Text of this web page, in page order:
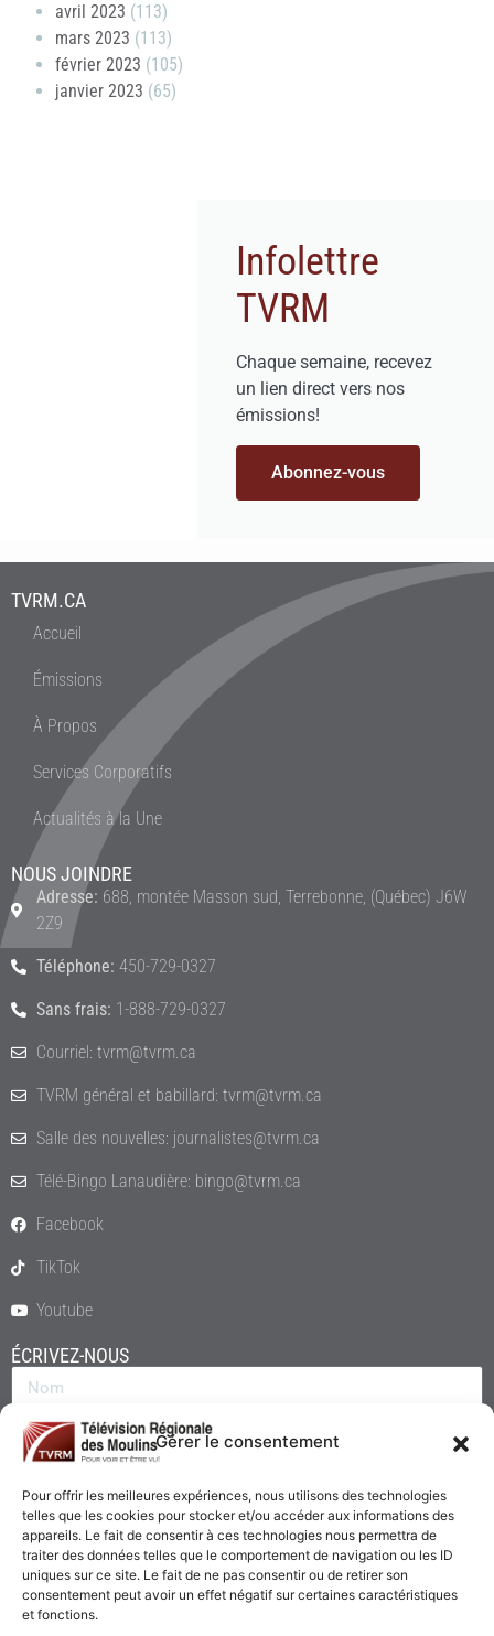
Gérer le consentement
Pour offrir les meilleures expériences, nous utilisons des technologies
telles que les cookies pour stocker et/ou accéder aux informations des
appareils. Le fait de consentir à ces technologies nous permettra de
traiter des données telles que le comportement de navigation ou les ID
uniques sur ce site. Le fait de ne pas consentir ou de retirer son
consentement peut avoir un effet négatif sur certaines caractéristiques
et fonctions.
avril 2023 (113)
mars 2023 (113)
février 2023 (105)
janvier 2023 (65)
Infolettre
TVRM
Chaque semaine, recevez
un lien direct vers nos
émissions!
Abonnez-vous
TVRM.CA
Accueil
Émissions
À Propos
Services Corporatifs
Actualités à la Une
NOUS JOINDRE
Adresse: 688, montée Masson sud, Terrebonne, (Québec) J6W
2Z9
Téléphone: 450-729-0327
Sans frais: 1-888-729-0327
Courriel: tvrm@tvrm.ca
TVRM général et babillard: tvrm@tvrm.ca
Salle des nouvelles: journalistes@tvrm.ca
Télé-Bingo Lanaudière: bingo@tvrm.ca
Facebook
TikTok
Youtube
ÉCRIVEZ-NOUS